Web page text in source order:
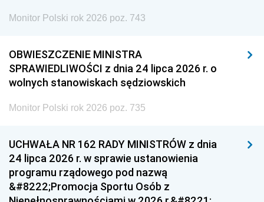
Monitor Polski rok 2026 poz. 743
OBWIESZCZENIE MINISTRA
SPRAWIEDLIWOŚCI z dnia 24 lipca 2026 r. o
wolnych stanowiskach sędziowskich
Monitor Polski rok 2026 poz. 735
UCHWAŁA NR 162 RADY MINISTRÓW z dnia
24 lipca 2026 r. w sprawie ustanowienia
programu rządowego pod nazwą
&#8222;Promocja Sportu Osób z